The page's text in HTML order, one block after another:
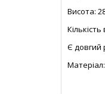
Висота:
Є довгий